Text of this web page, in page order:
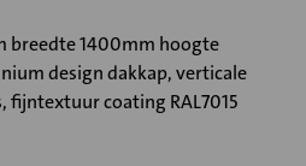
breedte 1400mm hoogte
design dakkap, verticale
fijntextuur coating RAL7015